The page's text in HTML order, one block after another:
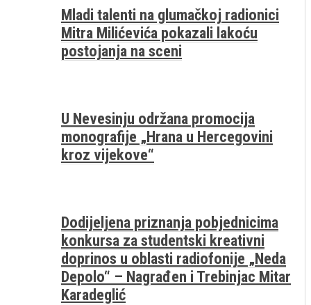
Mladi talenti na glumačkoj radionici
Mitra Milićevića pokazali lakoću
postojanja na sceni
U Nevesinju održana promocija
monografije „Hrana u Hercegovini
kroz vijekove“
Dodijeljena priznanja pobjednicima
konkursa za studentski kreativni
doprinos u oblasti radiofonije „Neda
Depolo“ – Nagrađen i Trebinjac Mitar
Karadeglić